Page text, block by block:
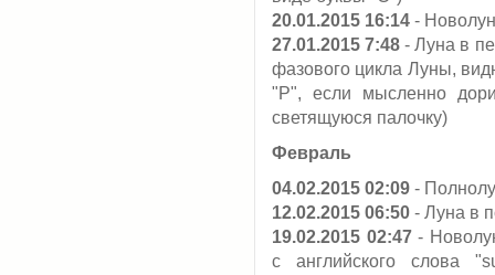
20.01.2015 16:14 -
27.01.2015 7:48- Луна в
фазового цикла Луны,
"Р", если мысленно
светящуюся палочку)
Февраль
04.02.2015 02:09 -
12.02.2015 06:50 - Луна в
19.02.2015 02:47-
с английского слова